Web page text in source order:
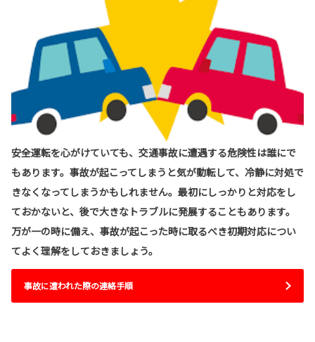
安全運転を心がけていても、交通事故に遭遇する危険性は誰にで
もあります。事故が起こってしまうと気が動転して、冷静に対処で
きなくなってしまうかもしれません。最初にしっかりと対応をし
ておかないと、後で大きなトラブルに発展することもあります。
万が一の時に備え、事故が起こった時に取るべき初期対応につい
てよく理解をしておきましょう。
事故に遭われた際の連絡手順